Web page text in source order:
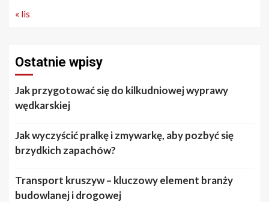
« lis
Ostatnie wpisy
Jak przygotować się do kilkudniowej wyprawy
wędkarskiej
Jak wyczyścić pralkę i zmywarkę, aby pozbyć się
brzydkich zapachów?
Transport kruszyw – kluczowy element branży
budowlanej i drogowej